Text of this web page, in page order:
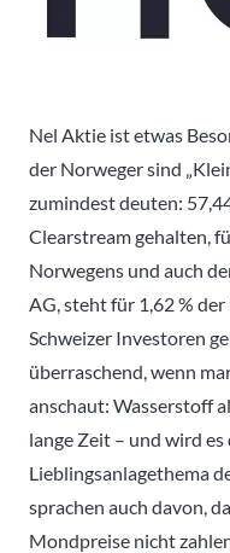
Nel Aktie ist etwas
der Norweger sind
zumindest deuten:
Clearstream gehalten,
Norwegens und auch
AG, steht für 1,62 %
Schweizer Investoren
überraschend, wenn
anschaut: Wasserstoff
lange Zeit – und wird
Lieblingsanlagethema
sprachen auch davon,
Mondpreise nicht